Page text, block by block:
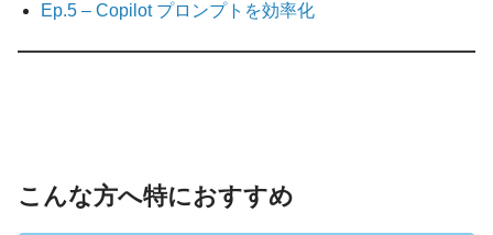
Ep.5 – Copilot プロンプトを効率化
こんな方へ特におすすめ